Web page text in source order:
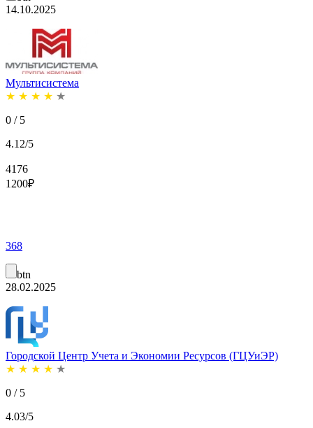
14.10.2025
Мультисистема
★ ★ ★ ★ ★
0 / 5
4.12/5
4176
1200₽
368
btn
28.02.2025
Городской Центр Учета и Экономии Ресурсов (ГЦУиЭР)
★ ★ ★ ★ ★
0 / 5
4.03/5